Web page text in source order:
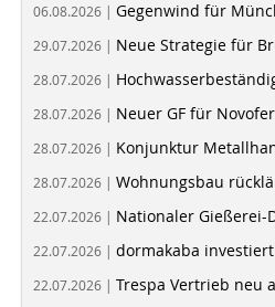
06.08.2026 | Gegenwind für
29.07.2026 | Neue Strategie für
28.07.2026 |
28.07.2026 | Neuer GF für
28.07.2026 | Konjunktur
28.07.2026 | Wohnungsbau
22.07.2026 | Nationaler Gießerei-
22.07.2026 | dormakaba
22.07.2026 | Trespa Vertrieb neu